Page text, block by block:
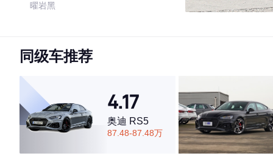
曜岩黑
4.33
·外观表现一般，低于73%同级车
·内饰表现较为优秀，优于82%同级车
·空间表现一般，低于59%同级车
同级车推荐
4.17
奥迪 RS5
87.48-87.48万